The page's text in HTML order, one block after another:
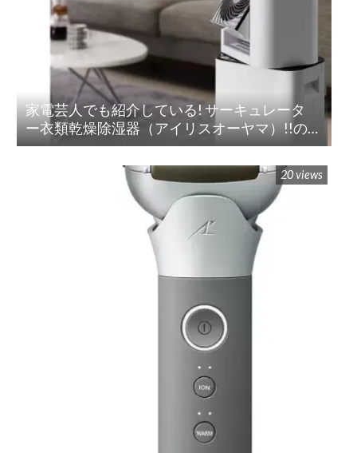
家電芸人でも紹介している! サーキュレータ
ー衣類乾燥除湿器（アイリスオーヤマ）!!の
紹介
20 views